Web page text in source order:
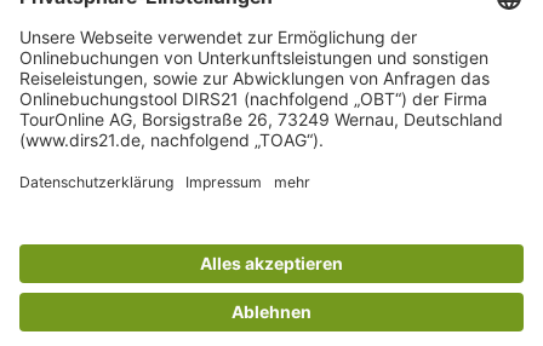
HotelHotel
ZimmerZimmer
Online buchenOnline buchen
Anfahrt
ApartmentsApartments
StudioApartment Studio
BuchungsanfrageApartment buchen
Boardinghouse
Über unsÜber uns
Geschichte des HausesGeschichte des Hauses
Waldhusener ForstWaldhusener Forst
Ausflugsziele
AnfahrtAnfahrt